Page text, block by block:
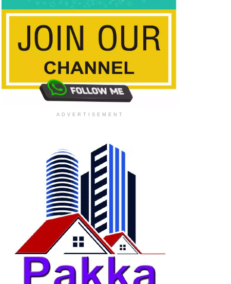
ADVERTISEMENT